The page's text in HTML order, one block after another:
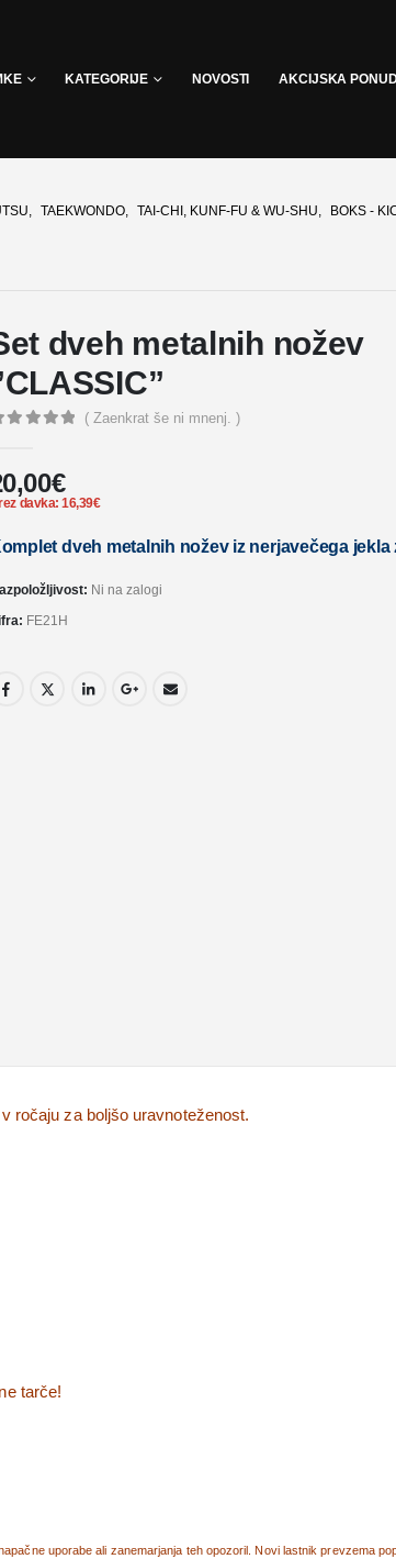
KATEGORIJE NOVOSTI AKCIJSKA
, TAEKWONDO, TAI-CHI, KUNF-FU & WU-SHU, BOKS -
dveh metalnih nožev
( Zaenkrat še ni mnenj. )
€
davka:16,39€
dveh metalnih nožev iz nerjavečega jekla
Ni na zalogi
FE21H
ročaju za boljšo uravnoteženost.
tarče!
uporabe ali zanemarjanja teh opozoril. Novi lastnik prevzema